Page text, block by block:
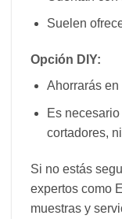
Suelen
Opción DIY:
Ahorrarás en
Es
cortadores,
Si no estás
expertos como
muestras y